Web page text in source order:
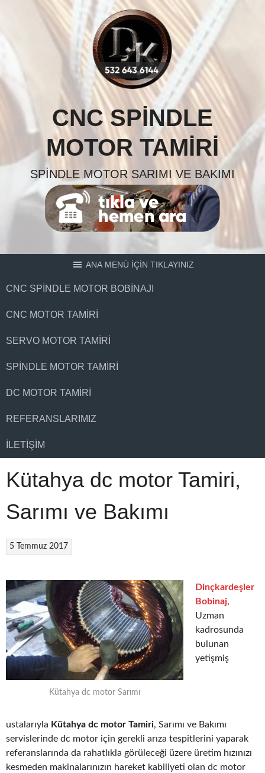
CNC SPINDLE
MOTOR TAMIRI
SPINDLE MOTOR SARIMI VE BAKIMI
ANA MENÜ İÇİN TIKLAYINIZ
CNC SPINDLE MOTOR BOBINAJI
CNC MOTOR TAMIRI
SERVO MOTOR TAMIRI
SPINDLE MOTOR TAMIRI
DC MOTOR TAMIRI
REFERANSLARIMIZ
İLETIŞIM
Kütahya dc motor Tamiri,
Sarımı ve Bakımı
5 Temmuz 2017
Kütahya dc motor Sarımı
Dinçkardeşler
Bobinaj,
Uzman
kadrosunda
bulunan
yetişmiş
ustalarıyla Kütahya dc motor Tamiri, Sarımı ve Bakımı
servislerinde dc motor için gerekli arıza tespitlerini yaparak
referanslarında da rahatlıkla görüleceği üzere üretim hızınızı
kesmeden makinalarınızın hareket kabiliyeti olan dc motor